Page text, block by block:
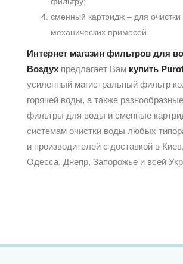
сменный картридж – для очистки
механических примесей.
Интернет магазин фильтров для
Воздух предлагает Вам купить
усиленный магистральный фильтр
горячей воды, а также разнообразные
фильтры для воды и сменные
системам очистки воды любых
и производителей с доставкой в
Одесса, Днепр, Запорожье и всей